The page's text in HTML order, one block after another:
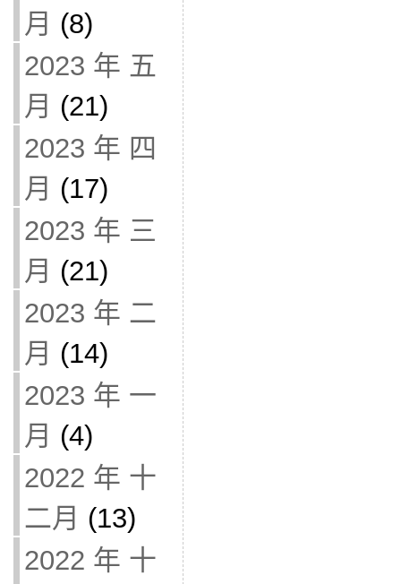
月 (8)
2023 年 五
月 (21)
2023 年 四
月 (17)
2023 年 三
月 (21)
2023 年 二
月 (14)
2023 年 一
月 (4)
2022 年 十
二月 (13)
2022 年 十